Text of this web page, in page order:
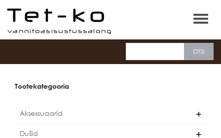
Tet-ko
Tootekategooria
Aksessuaarid
Dušid